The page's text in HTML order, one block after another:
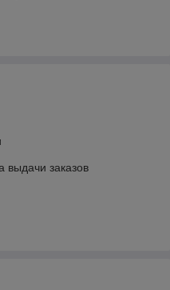
выдачи заказов